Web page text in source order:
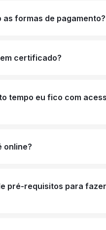
as formas de pagamento?
certificado?
tempo eu fico com
online?
pré-requisitos para